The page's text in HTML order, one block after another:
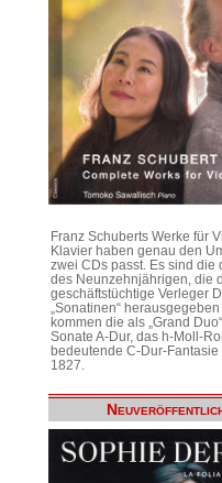
Franz Schuberts Werke für
Klavier haben genau den
zwei CDs passt. Es sind die
des Neunzehnjährigen, die
geschäftstüchtige Verleger
„Sonatinen“
kommen die als „Grand
Sonate A-Dur, das h-Moll-
bedeutende C-Dur-
1827.